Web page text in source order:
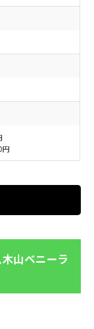
円
山ベニーラ